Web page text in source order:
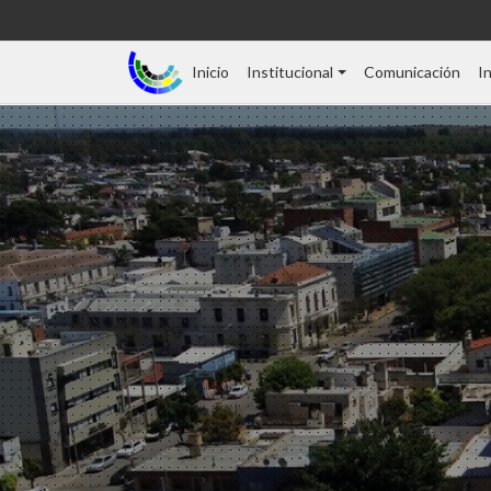
Inicio Institucional Comunicación